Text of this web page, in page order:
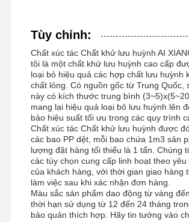
Tùy chỉnh:
Chất xúc tác Chất khử lưu huỳnh AI
tôi là một chất khử lưu huỳnh cao cấp
loại bỏ hiệu quả các hợp chất lưu huỳnh
chất lỏng. Có nguồn gốc từ Trung Quốc,
này có kích thước trung bình
mang lại hiệu quả loại bỏ lưu huỳnh lên
bảo hiệu suất tối ưu trong các quy trình
Chất xúc tác Chất khử lưu huỳnh được
các bao PP dệt, mỗi bao chứa 1m3 sản
lượng đặt hàng tối thiểu là 1 tấn. Chúng
các tùy chọn cung cấp linh hoạt theo yêu
của khách hàng, với thời gian giao hàng
làm việc sau khi xác nhận đơn hàng.
Màu sắc sản phẩm dao động từ vàng
thời hạn sử dụng từ 12 đến 24 tháng
bảo quản thích hợp. Hãy tin tưởng vào